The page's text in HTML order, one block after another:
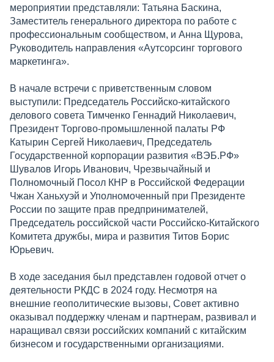
мероприятии представляли: Татьяна Баскина,
Заместитель генерального директора по работе с
профессиональным сообществом, и Анна Щурова,
Руководитель направления «Аутсорсинг торгового
маркетинга».
В начале встречи с приветственным словом
выступили: Председатель Российско-китайского
делового совета Тимченко Геннадий Николаевич,
Президент Торгово-промышленной палаты РФ
Катырин Сергей Николаевич, Председатель
Государственной корпорации развития «ВЭБ.РФ»
Шувалов Игорь Иванович, Чрезвычайный и
Полномочный Посол КНР в Российской Федерации
Чжан Ханьхуэй и Уполномоченный при Президенте
России по защите прав предпринимателей,
Председатель российской части Российско-Китайского
Комитета дружбы, мира и развития Титов Борис
Юрьевич.
В ходе заседания был представлен годовой отчет о
деятельности РКДС в 2024 году. Несмотря на
внешние геополитические вызовы, Совет активно
оказывал поддержку членам и партнерам, развивал и
наращивал связи российских компаний с китайским
бизнесом и государственными организациями.